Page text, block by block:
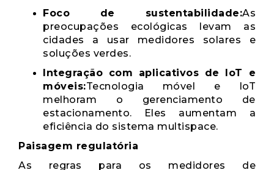
Foco de sustentabilidade:As
preocupações ecológicas levam as
cidades a usar medidores solares e
soluções verdes.
Integração com aplicativos de IoT e
móveis:Tecnologia móvel e IoT
melhoram o gerenciamento de
estacionamento. Eles aumentam a
eficiência do sistema multispace.
Paisagem regulatória
As regras para os medidores de